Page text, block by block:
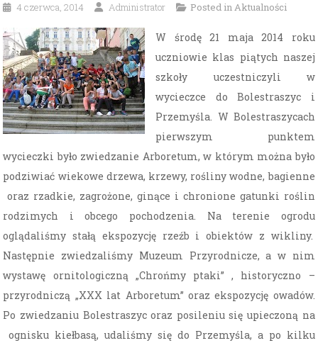
4 czerwca, 2014 Administrator Posted inAktualności
W środę 21 maja 2014 roku
uczniowie klas piątych naszej
szkoły uczestniczyli w
wycieczce do Bolestraszyc i
Przemyśla. W Bolestraszycach
pierwszym punktem
wycieczki było zwiedzanie Arboretum, w którym można było
podziwiać wiekowe drzewa, krzewy, rośliny wodne, bagienne
oraz rzadkie, zagrożone, ginące i chronione gatunki roślin
rodzimych i obcego pochodzenia. Na terenie ogrodu
oglądaliśmy stałą ekspozycję rzeźb i obiektów z wikliny.
Następnie zwiedzaliśmy Muzeum Przyrodnicze, a w nim
wystawę ornitologiczną „Chrońmy ptaki” , historyczno –
przyrodniczą „XXX lat Arboretum” oraz ekspozycję owadów.
Po zwiedzaniu Bolestraszyc oraz posileniu się upieczoną na
ognisku kiełbasą, udaliśmy się do Przemyśla, a po kilku